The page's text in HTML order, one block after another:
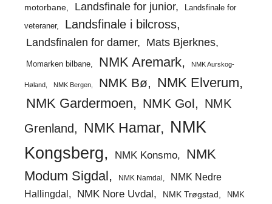
motorbane
Landsfinale for junior
Landsfinale for
veteraner
Landsfinale i bilcross
Landsfinalen for damer Mats Bjerknes
Momarken bilbane NMK Aremark NMK Aurskog-
Høland NMK Bergen NMK Bø NMK Elverum
NMK Gardermoen NMK Gol
NMK
Grenland
NMK Hamar
NMK
Kongsberg
NMK Konsmo
NMK
Modum Sigdal
NMK Namdal
NMK Nedre
Hallingdal
NMK Nore Uvdal NMK Trøgstad
NMK